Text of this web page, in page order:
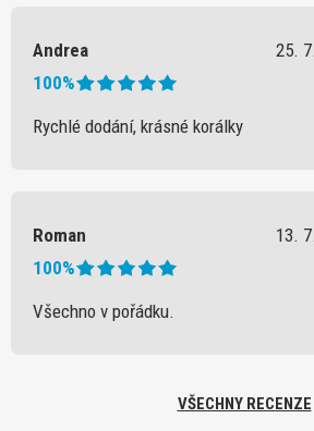
Andrea
25.
100%
Rychlé dodání, krásné korálky
Roman
13.
100%
Všechno v pořádku.
VŠECHNY RECENZE